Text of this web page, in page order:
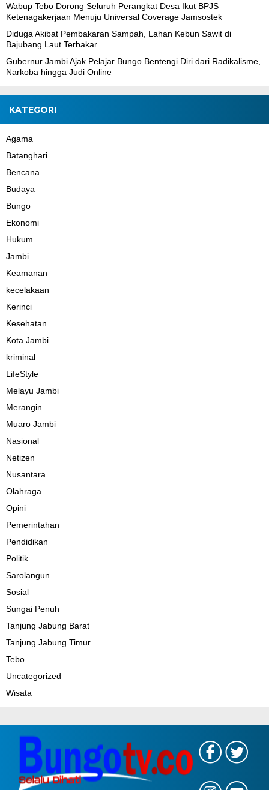
Wabup Tebo Dorong Seluruh Perangkat Desa Ikut BPJS
Ketenagakerjaan Menuju Universal Coverage Jamsostek
Diduga Akibat Pembakaran Sampah, Lahan Kebun Sawit di
Bajubang Laut Terbakar
Gubernur Jambi Ajak Pelajar Bungo Bentengi Diri dari Radikalisme,
Narkoba hingga Judi Online
KATEGORI
Agama
Batanghari
Bencana
Budaya
Bungo
Ekonomi
Hukum
Jambi
Keamanan
kecelakaan
Kerinci
Kesehatan
Kota Jambi
kriminal
LifeStyle
Melayu Jambi
Merangin
Muaro Jambi
Nasional
Netizen
Nusantara
Olahraga
Opini
Pemerintahan
Pendidikan
Politik
Sarolangun
Sosial
Sungai Penuh
Tanjung Jabung Barat
Tanjung Jabung Timur
Tebo
Uncategorized
Wisata